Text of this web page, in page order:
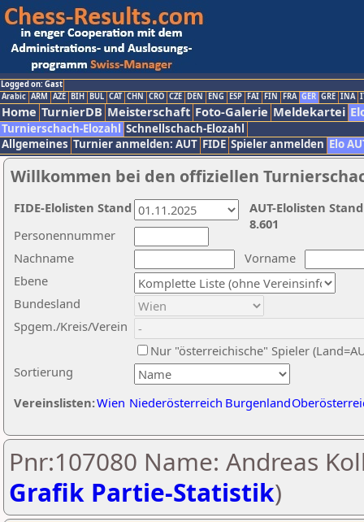
Logged on: Gast
Arabic ARM AZE BIH BUL CAT CHN CRO CZE DEN ENG ESP FAI FIN FRA GER GRE INA
Home TurnierDB Meisterschaft Foto-Galerie Meldekartei
Turnierschach-Elozahl Schnellschach-Elozahl
Allgemeines Turnier anmelden: AUT FIDE Spieler anmelden Elo
Willkommen bei den offiziellen
Nachname
Vorname
Ebene
Sortierung
Personennummer
Bundesland
Spgem./Kreis/Verein
Nur "österreichische" Spieler
Vereinslisten:Wien Niederösterreich Burgenland
AUT-Elolisten
8.601
FIDE-Elolisten Stand
Pnr:107080 Name: Andreas
Grafik Partie-Statistik)